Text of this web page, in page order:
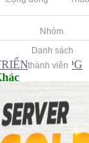
Nhóm
Danh sách
thành viên
MMORPG